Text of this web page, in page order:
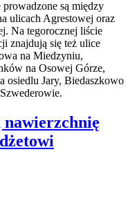
prowadzone są między
ulicach Agrestowej oraz
Na tegorocznej liście
znajdują się też ulice
na Miedzyniu,
na Osowej Górze,
osiedlu Jary, Biedaszkowo